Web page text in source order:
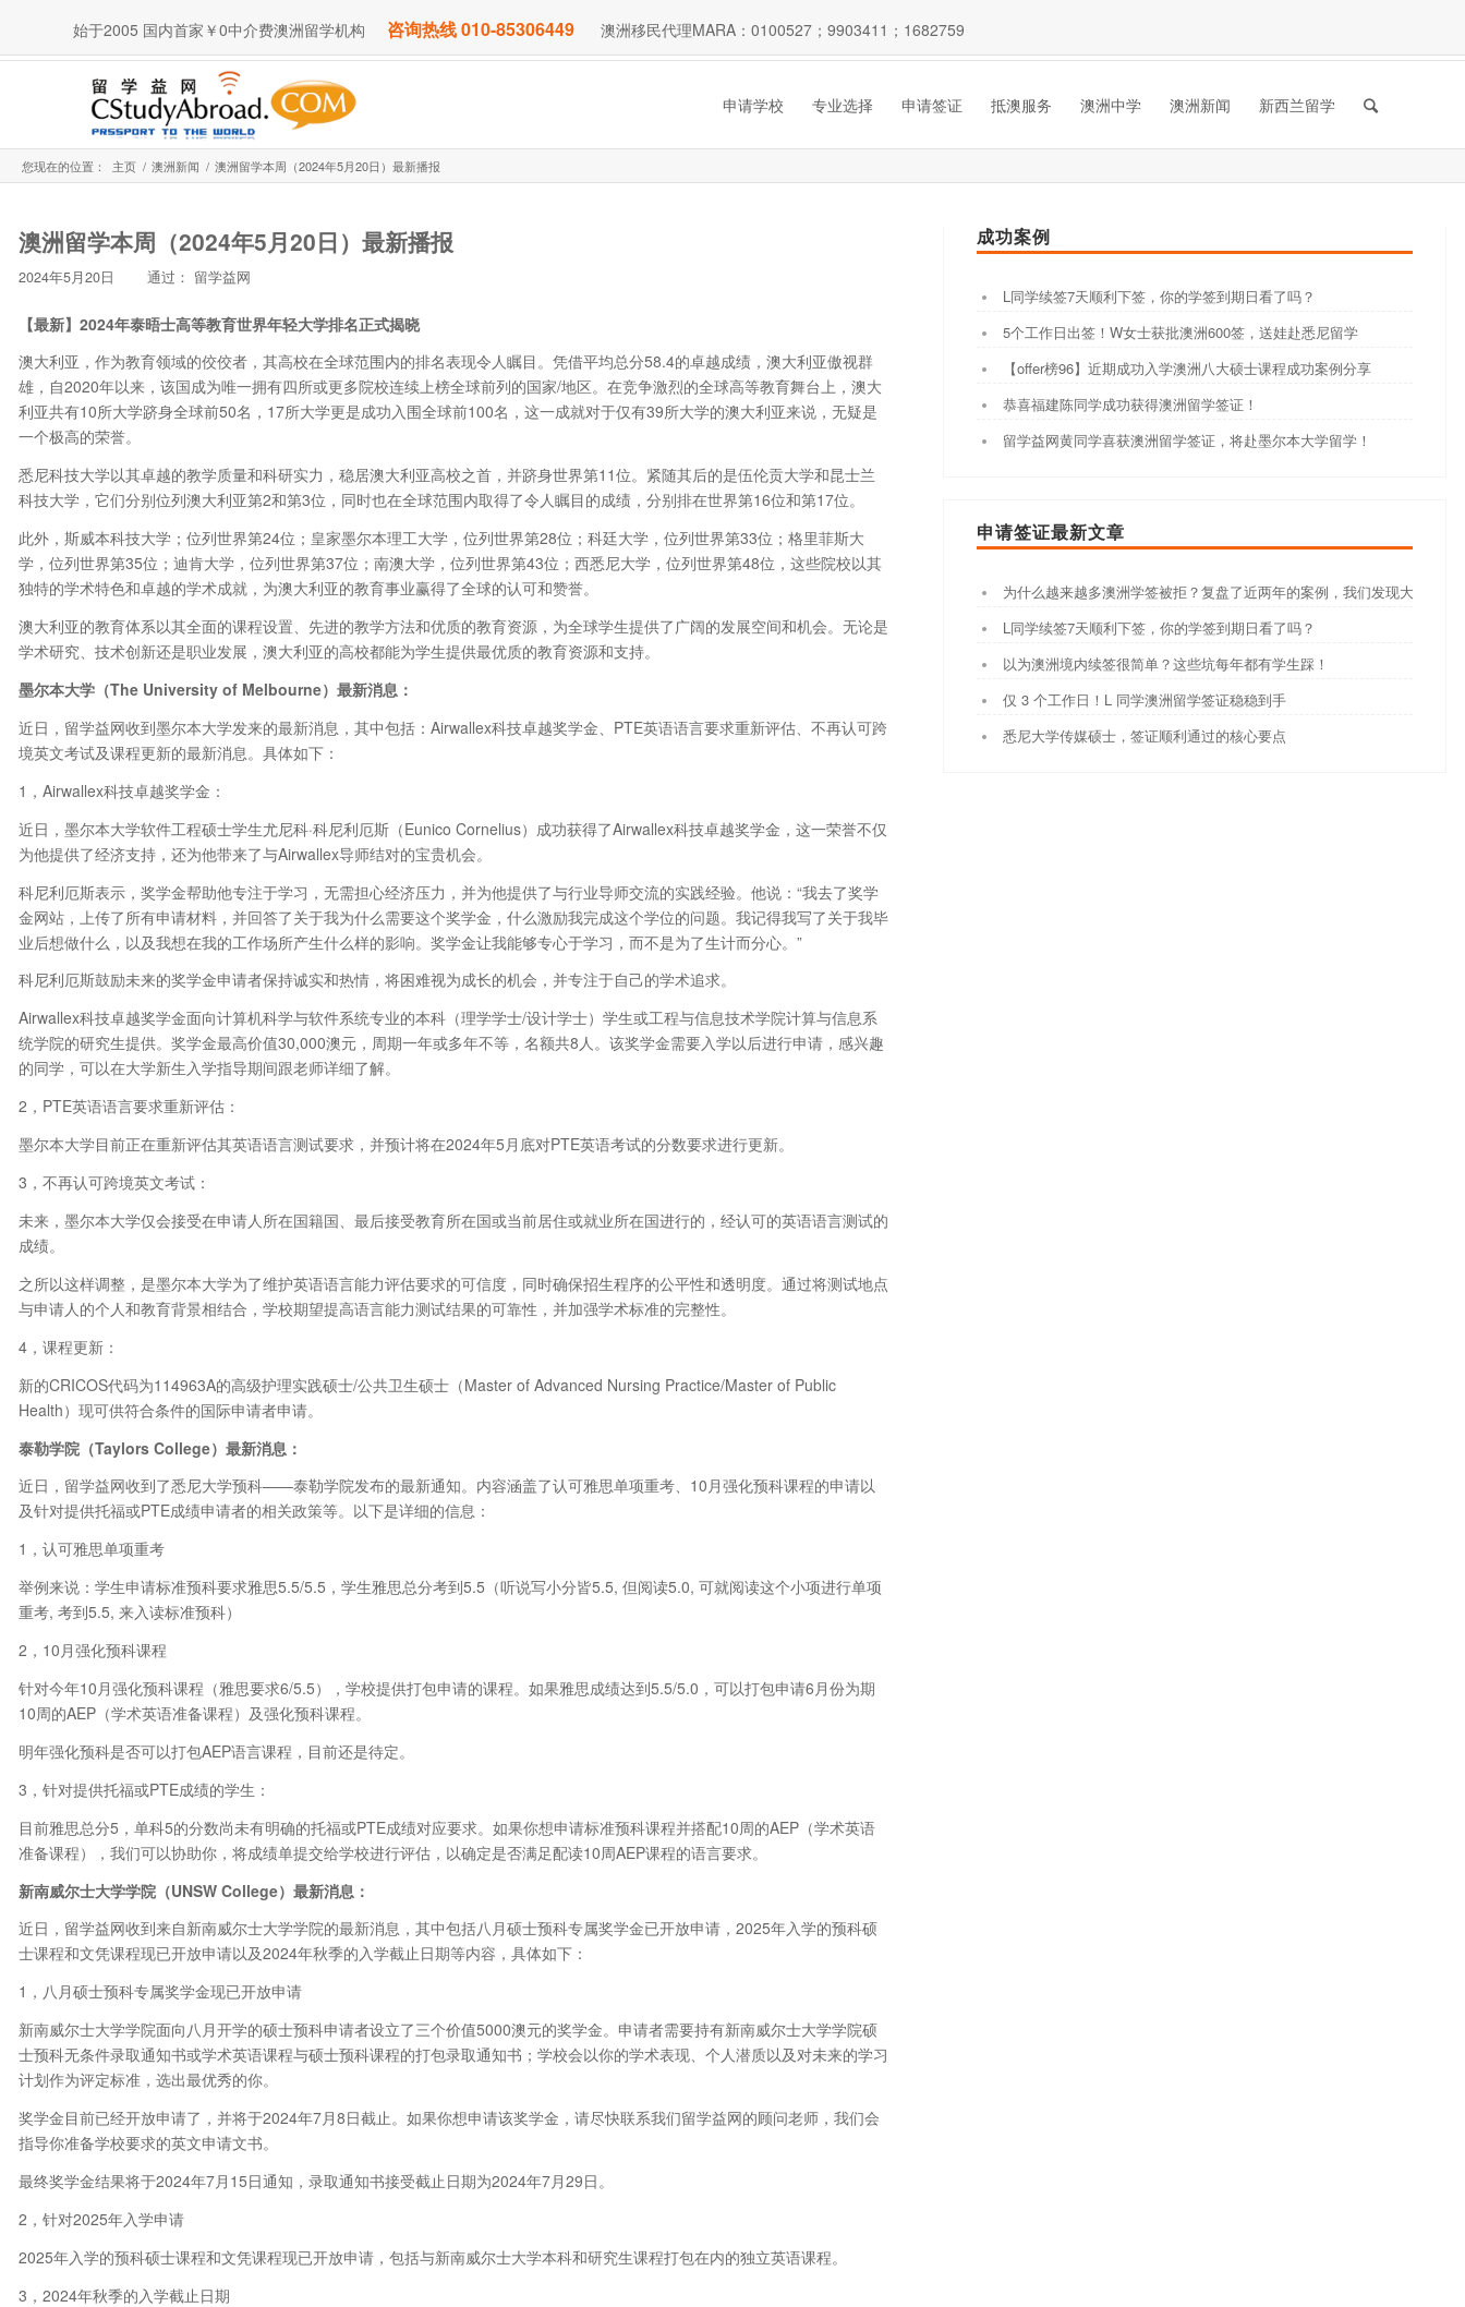
始于2005 国内首家￥0中介费澳洲留学机构 咨询热线 010-85306449 澳洲移民代理MARA：0100527；9903411；1682759
申请学校 专业选择 申请签证 抵澳服务 澳洲中学 澳洲新闻 新西兰留学
您现在的位置： 主页 / 澳洲新闻 / 澳洲留学本周（2024年5月20日）最新播报
澳洲留学本周（2024年5月20日）最新播报
2024年5月20日 通过： 留学益网
【最新】 2024年泰晤士高等教育世界年轻大学排名正式揭晓
澳大利亚，作为教育领域的佼佼者，其高校在全球范围内的排名表现令人瞩目。凭借平均总分58.4的卓越成绩，澳大利亚傲视群
雄，自2020年以来，该国成为唯一拥有四所或更多院校连续上榜全球前列的国家/地区。在竞争激烈的全球高等教育舞台上，澳大
利亚共有10所大学跻身全球前50名，17所大学更是成功入围全球前100名，这一成就对于仅有39所大学的澳大利亚来说，无疑是
一个极高的荣誉。
悉尼科技大学以其卓越的教学质量和科研实力，稳居澳大利亚高校之首，并跻身世界第11位。紧随其后的是伍伦贡大学和昆士兰
科技大学，它们分别位列澳大利亚第2和第3位，同时也在全球范围内取得了令人瞩目的成绩，分别排在世界第16位和第17位。
此外，斯威本科技大学；位列世界第24位；皇家墨尔本理工大学，位列世界第28位；科廷大学，位列世界第33位；格里菲斯大
学，位列世界第35位；迪肯大学，位列世界第37位；南澳大学，位列世界第43位；西悉尼大学，位列世界第48位，这些院校以其
独特的学术特色和卓越的学术成就，为澳大利亚的教育事业赢得了全球的认可和赞誉。
澳大利亚的教育体系以其全面的课程设置、先进的教学方法和优质的教育资源，为全球学生提供了广阔的发展空间和机会。无论是
学术研究、技术创新还是职业发展，澳大利亚的高校都能为学生提供最优质的教育资源和支持。
墨尔本大学 （The University of Melbourne） 最新消息：
近日，留学益网收到墨尔本大学发来的最新消息，其中包括：Airwallex科技卓越奖学金、PTE英语语言要求重新评估、不再认可跨
境英文考试及课程更新的最新消息。具体如下：
1，Airwallex科技卓越奖学金：
近日，墨尔本大学软件工程硕士学生尤尼科·科尼利厄斯（Eunico Cornelius）成功获得了Airwallex科技卓越奖学金，这一荣誉不仅
为他提供了经济支持，还为他带来了与Airwallex导师结对的宝贵机会。
科尼利厄斯表示，奖学金帮助他专注于学习，无需担心经济压力，并为他提供了与行业导师交流的实践经验。他说：“我去了奖学
金网站，上传了所有申请材料，并回答了关于我为什么需要这个奖学金，什么激励我完成这个学位的问题。我记得我写了关于我毕
业后想做什么，以及我想在我的工作场所产生什么样的影响。奖学金让我能够专心于学习，而不是为了生计而分心。”
科尼利厄斯鼓励未来的奖学金申请者保持诚实和热情，将困难视为成长的机会，并专注于自己的学术追求。
Airwallex科技卓越奖学金面向计算机科学与软件系统专业的本科（理学学士/设计学士）学生或工程与信息技术学院计算与信息系
统学院的研究生提供。奖学金最高价值30,000澳元，周期一年或多年不等，名额共8人。该奖学金需要入学以后进行申请，感兴趣
的同学，可以在大学新生入学指导期间跟老师详细了解。
2，PTE英语语言要求重新评估：
墨尔本大学目前正在重新评估其英语语言测试要求，并预计将在2024年5月底对PTE英语考试的分数要求进行更新。
3，不再认可跨境英文考试：
未来，墨尔本大学仅会接受在申请人所在国籍国、最后接受教育所在国或当前居住或就业所在国进行的，经认可的英语语言测试的
成绩。
之所以这样调整，是墨尔本大学为了维护英语语言能力评估要求的可信度，同时确保招生程序的公平性和透明度。通过将测试地点
与申请人的个人和教育背景相结合，学校期望提高语言能力测试结果的可靠性，并加强学术标准的完整性。
4，课程更新：
新的CRICOS代码为114963A的高级护理实践硕士/公共卫生硕士（Master of Advanced Nursing Practice/Master of Public
Health）现可供符合条件的国际申请者申请。
泰勒学院（Taylors College）最新消息：
近日，留学益网收到了悉尼大学预科——泰勒学院发布的最新通知。内容涵盖了认可雅思单项重考、10月强化预科课程的申请以
及针对提供托福或PTE成绩申请者的相关政策等。以下是详细的信息：
1，认可雅思单项重考
举例来说：学生申请标准预科要求雅思5.5/5.5，学生雅思总分考到5.5（听说写小分皆5.5, 但阅读5.0, 可就阅读这个小项进行单项
重考, 考到5.5, 来入读标准预科）
2，10月强化预科课程
针对今年10月强化预科课程（雅思要求6/5.5），学校提供打包申请的课程。如果雅思成绩达到5.5/5.0，可以打包申请6月份为期
10周的AEP（学术英语准备课程）及强化预科课程。
明年强化预科是否可以打包AEP语言课程，目前还是待定。
3，针对提供托福或PTE成绩的学生：
目前雅思总分5，单科5的分数尚未有明确的托福或PTE成绩对应要求。如果你想申请标准预科课程并搭配10周的AEP（学术英语
准备课程），我们可以协助你，将成绩单提交给学校进行评估，以确定是否满足配读10周AEP课程的语言要求。
新南威尔士大学学院（UNSW College）最新消息：
近日，留学益网收到来自新南威尔士大学学院的最新消息，其中包括八月硕士预科专属奖学金已开放申请，2025年入学的预科硕
士课程和文凭课程现已开放申请以及2024年秋季的入学截止日期等内容，具体如下：
1，八月硕士预科专属奖学金现已开放申请
新南威尔士大学学院面向八月开学的硕士预科申请者设立了三个价值5000澳元的奖学金。申请者需要持有新南威尔士大学学院硕
士预科无条件录取通知书或学术英语课程与硕士预科课程的打包录取通知书；学校会以你的学术表现、个人潜质以及对未来的学习
计划作为评定标准，选出最优秀的你。
奖学金目前已经开放申请了，并将于2024年7月8日截止。如果你想申请该奖学金，请尽快联系我们留学益网的顾问老师，我们会
指导你准备学校要求的英文申请文书。
最终奖学金结果将于2024年7月15日通知，录取通知书接受截止日期为2024年7月29日。
2，针对2025年入学申请
2025年入学的预科硕士课程和文凭课程现已开放申请，包括与新南威尔士大学本科和研究生课程打包在内的独立英语课程。
3，2024年秋季的入学截止日期
成功案例
L同学续签7天顺利下签，你的学签到期日看了吗？
5个工作日出签！W女士获批澳洲600签，送娃赴悉尼留学
【offer榜96】近期成功入学澳洲八大硕士课程成功案例分享
恭喜福建陈同学成功获得澳洲留学签证！
留学益网黄同学喜获澳洲留学签证，将赴墨尔本大学留学！
申请签证最新文章
为什么越来越多澳洲学签被拒？复盘了近两年的案例，我们发现大家都踩
L同学续签7天顺利下签，你的学签到期日看了吗？
以为澳洲境内续签很简单？这些坑每年都有学生踩！
仅 3 个工作日！L 同学澳洲留学签证稳稳到手
悉尼大学传媒硕士，签证顺利通过的核心要点